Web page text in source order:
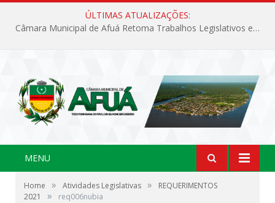
ÚLTIMAS ATUALIZAÇÕES:
Câmara Municipal de Afuá Retoma Trabalhos Legislativos em Sessão Ordinária
MENU
Home » Atividades Legislativas »
REQUERIMENTOS
2021
» req006nubia